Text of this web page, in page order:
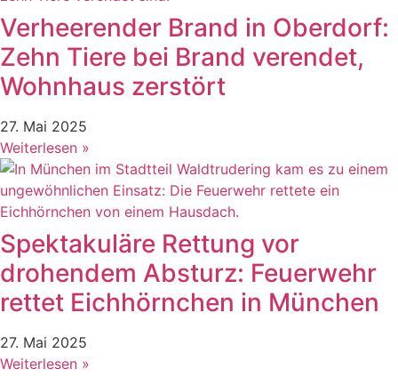
Verheerender Brand in Oberdorf:
Zehn Tiere bei Brand verendet,
Wohnhaus zerstört
27. Mai 2025
Weiterlesen »
Spektakuläre Rettung vor
drohendem Absturz: Feuerwehr
rettet Eichhörnchen in München
27. Mai 2025
Weiterlesen »